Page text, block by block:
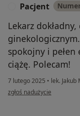
Pacjent
Lekarz
spokojny i
ciążę. Polecam!
7 lutego 2025 • lek. Jakub
w opinii użytkownika
zgłoś nadużycie